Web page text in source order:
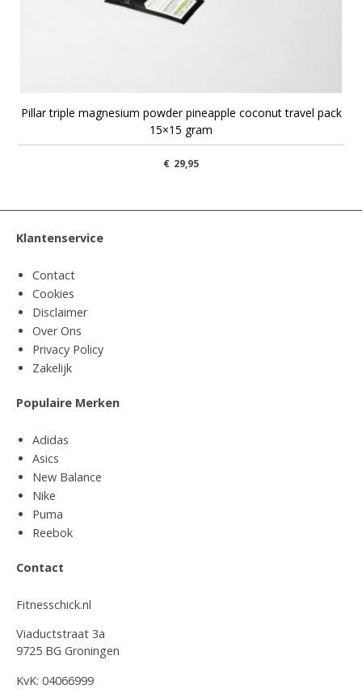
Pillar triple magnesium powder pineapple coconut travel pack
15×15 gram
€ 29,95
Klantenservice
Contact
Cookies
Disclaimer
Over Ons
Privacy Policy
Zakelijk
Populaire Merken
Adidas
Asics
New Balance
Nike
Puma
Reebok
Contact
Fitnesschick.nl
Viaductstraat 3a
9725 BG Groningen
KvK: 04066999